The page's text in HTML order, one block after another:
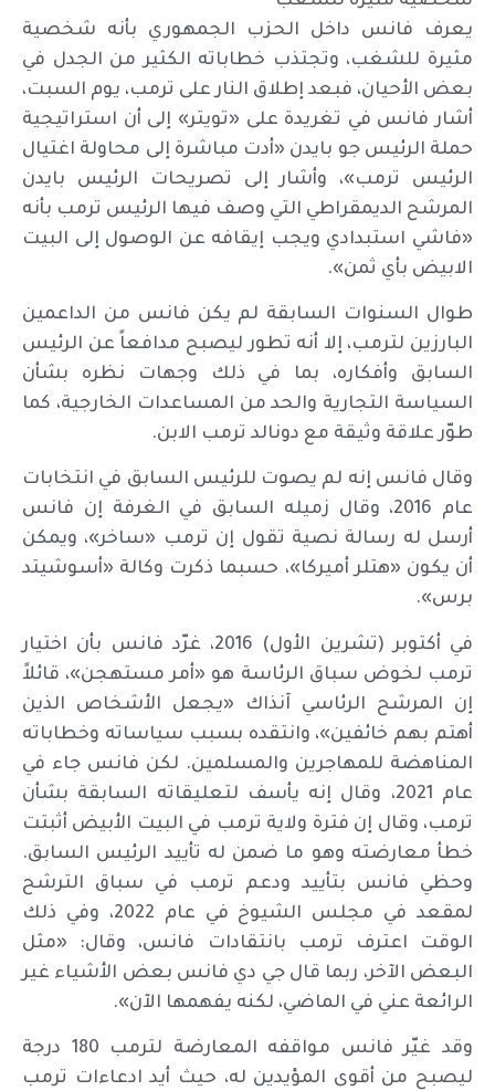
يعرف فانس داخل الحزب الجمهوري بأنه شخصية
مثيرة للشغب، وتجتذب خطاباته الكثير من الجدل في
بعض الأحيان، فبعد إطلاق النار على ترمب، يوم السبت،
أشار فانس في تغريدة على «تويتر» إلى أن استراتيجية
حملة الرئيس جو بايدن «أدت مباشرة إلى محاولة اغتيال
الرئيس ترمب»، وأشار إلى تصريحات الرئيس بايدن
المرشح الديمقراطي التي وصف فيها الرئيس ترمب بأنه
«فاشي استبدادي ويجب إيقافه عن الوصول إلى البيت
الابيض بأي ثمن».
طوال السنوات السابقة لم يكن فانس من الداعمين
البارزين لترمب، إلا أنه تطور ليصبح مدافعاً عن الرئيس
السابق وأفكاره، بما في ذلك وجهات نظره بشأن
السياسة التجارية والحد من المساعدات الخارجية، كما
طوّر علاقة وثيقة مع دونالد ترمب الابن.
وقال فانس إنه لم يصوت للرئيس السابق في انتخابات
عام 2016، وقال زميله السابق في الغرفة إن فانس
أرسل له رسالة نصية تقول إن ترمب «ساخر»، ويمكن
أن يكون «هتلر أميركا»، حسبما ذكرت وكالة «أسوشيتد
برس».
في أكتوبر (تشرين الأول) 2016، غرّد فانس بأن اختيار
ترمب لخوض سباق الرئاسة هو «أمر مستهجن»، قائلاً
إن المرشح الرئاسي آنذاك «يجعل الأشخاص الذين
أهتم بهم خائفين»، وانتقده بسبب سياساته وخطاباته
المناهضة للمهاجرين والمسلمين. لكن فانس جاء في
عام 2021، وقال إنه يأسف لتعليقاته السابقة بشأن
ترمب، وقال إن فترة ولاية ترمب في البيت الأبيض أثبتت
خطأ معارضته وهو ما ضمن له تأييد الرئيس السابق.
وحظي فانس بتأييد ودعم ترمب في سباق الترشح
لمقعد في مجلس الشيوخ في عام 2022، وفي ذلك
الوقت اعترف ترمب بانتقادات فانس، وقال: «مثل
البعض الآخر، ربما قال جي دي فانس بعض الأشياء غير
الرائعة عني في الماضي، لكنه يفهمها الآن».
وقد غيّر فانس مواقفه المعارضة لترمب 180 درجة
ليصبح من أقوى المؤيدين له، حيث أيد ادعاءات ترمب